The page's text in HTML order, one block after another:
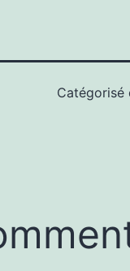
Catégorisé